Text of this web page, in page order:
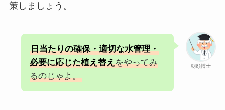
策しましょう。
朝顔博士
日当たりの確保・適切な水管理・
必要に応じた植え替えをやってみ
るのじゃよ。